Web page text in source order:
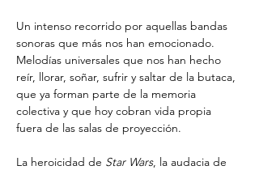
Un intenso recorrido por aquellas bandas
sonoras que más nos han emocionado.
Melodías universales que nos han hecho
reír, llorar, soñar, sufrir y saltar de la butaca,
que ya forman parte de la memoria
colectiva y que hoy cobran vida propia
fuera de las salas de proyección.
La heroicidad de Star Wars, la audacia de